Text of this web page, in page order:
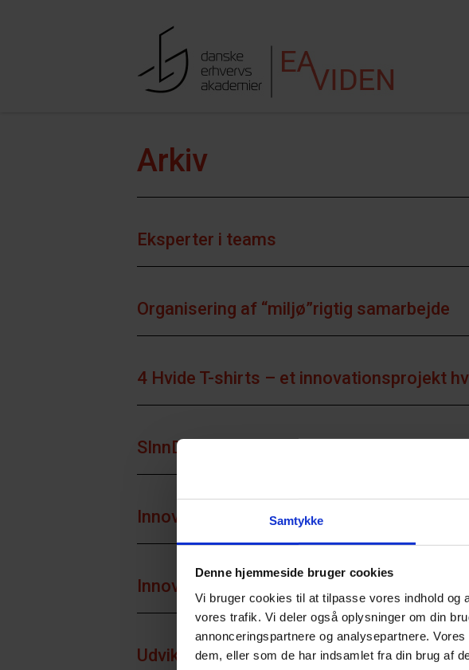
Samtykke
Denne hjemmeside bruger cookies
Vi bruger cookies til at tilpasse vores indhold og
vores trafik. Vi deler også oplysninger om din
annonceringspartnere og analysepartnere.
dem, eller som de har indsamlet fra din brug af
Arkiv
Eksperter i teams
Organisering af “miljø”rigtig samarbejde
4 Hvide T-shirts – et innovationsprojekt
SInnDesign – Sustainable Innovation
Innovative Logistics Cluster Zealand
Innovativ Digital Formidling i det Offentlige
Udvikling af digitalt formidlingskoncept til